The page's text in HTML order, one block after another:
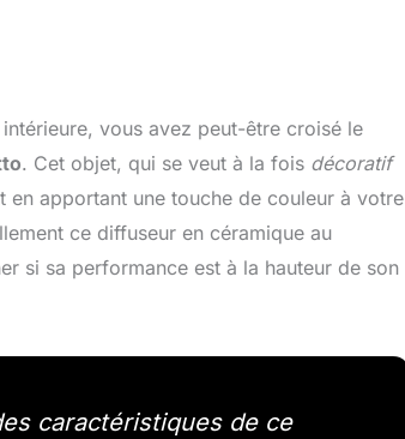
vous avez peut-être croisé le
. Cet objet, qui se veut à la fois décoratif
apportant une touche de couleur à votre
ce diffuseur en céramique au
si sa performance est à la hauteur de son
caractéristiques de ce